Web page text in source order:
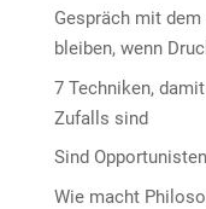
Gespräch mit
bleiben, wenn
7 Techniken,
Zufalls sind
Sind
Wie macht